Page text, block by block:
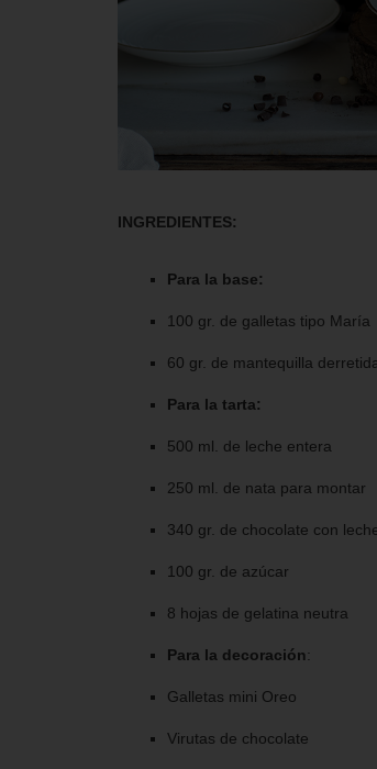
INGREDIENTES:
Para la base:
100 gr. de galletas tipo María
60 gr. de mantequilla
Para la tarta:
500 ml. de leche entera
250 ml. de nata para montar
340 gr. de chocolate con
100 gr. de azúcar
8 hojas de gelatina neutra
Para la decoración:
Galletas mini Oreo
Virutas de chocolate